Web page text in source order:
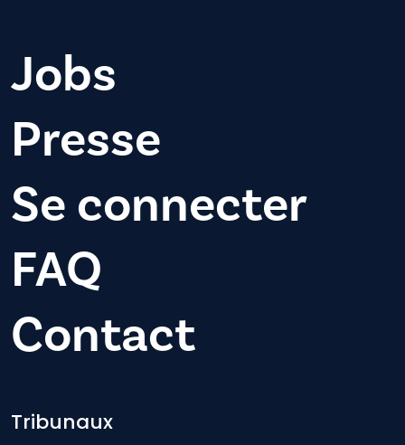
Jobs
Presse
Se connecter
FAQ
Contact
Footer-menu
Tribunaux